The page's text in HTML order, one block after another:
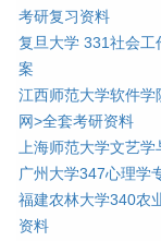
考研复习资料
复旦大学 331社会工
案
江西师范大学软件
网>全套考研资料
上海师范大学文艺
广州大学347心理学
福建农林大学340农
资料